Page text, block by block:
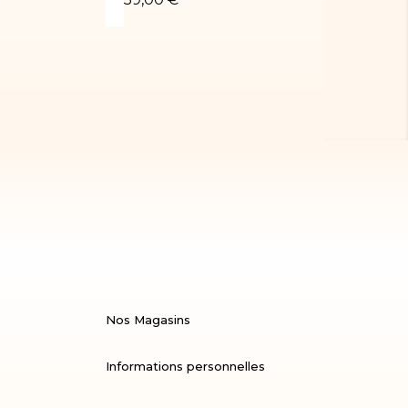
Nos Magasins
Informations personnelles